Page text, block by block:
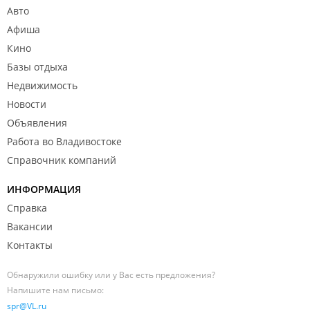
Авто
Афиша
Кино
Базы отдыха
Недвижимость
Новости
Объявления
Работа во Владивостоке
Справочник компаний
ИНФОРМАЦИЯ
Справка
Вакансии
Контакты
Обнаружили ошибку или у Вас есть предложения?
Напишите нам письмо:
spr@VL.ru